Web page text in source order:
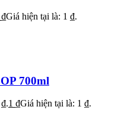
₫Giá hiện tại là: 1 ₫.
700ml
1 ₫Giá hiện tại là: 1 ₫.